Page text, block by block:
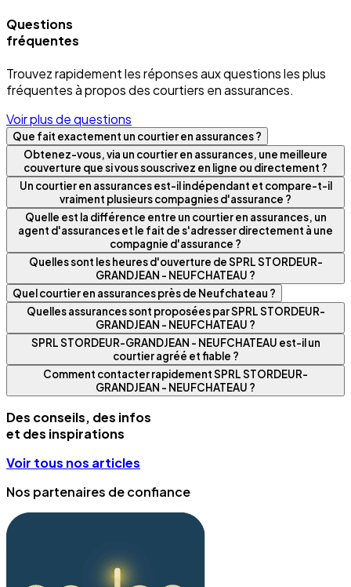
Questions
fréquentes
Trouvez rapidement les réponses aux questions les plus
fréquentes à propos des courtiers en assurances.
Voir plus de questions
Que fait exactement un courtier en assurances ?
Obtenez-vous, via un courtier en assurances, une meilleure
couverture que si vous souscrivez en ligne ou directement ?
Un courtier en assurances est-il indépendant et compare-t-il
vraiment plusieurs compagnies d'assurance ?
Quelle est la différence entre un courtier en assurances, un
agent d'assurances et le fait de s'adresser directement à une
compagnie d'assurance ?
Quelles sont les heures d'ouverture de SPRL STORDEUR-
GRANDJEAN - NEUFCHATEAU ?
Quel courtier en assurances près de Neufchateau ?
Quelles assurances sont proposées par SPRL STORDEUR-
GRANDJEAN - NEUFCHATEAU ?
SPRL STORDEUR-GRANDJEAN - NEUFCHATEAU est-il un
courtier agréé et fiable ?
Comment contacter rapidement SPRL STORDEUR-
GRANDJEAN - NEUFCHATEAU ?
Des conseils, des infos
et des inspirations
Voir tous nos articles
Nos partenaires de confiance